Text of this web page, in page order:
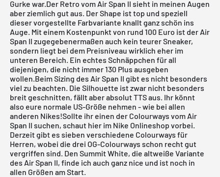
Gurke war.Der Retro vom Air Span II sieht in meinen Augen
aber ziemlich gut aus. Der Shape ist top und speziell
dieser vorgestellte Farbvariante knallt ganz schön ins
Auge. Mit einem Kostenpunkt von rund 100 Euro ist der Air
Span II zugegebenermaßen auch kein teurer Sneaker,
sondern liegt bei dem Preisniveau wirklich eher im
unteren Bereich. Ein echtes Schnäppchen für all
diejenigen, die nicht immer 130 Plus ausgeben
wollen.Beim Sizing des Air Span II gibt es nicht besonders
viel zu beachten. Die Silhouette ist zwar nicht besonders
breit geschnitten, fällt aber absolut TTS aus. Ihr könnt
also eure normale US-Größe nehmen - wie bei allen
anderen Nikes!Sollte ihr einen der Colourways vom Air
Span II suchen, schaut hier im Nike Onlineshop vorbei.
Derzeit gibt es sieben verschiedene Colourways für
Herren, wobei die drei OG-Colourways schon recht gut
vergriffen sind. Den Summit White, die altweiße Variante
des Air Span II, finde ich auch ganz nice und ist noch in
allen Größen am Start.